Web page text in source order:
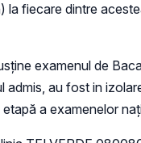
la fiecare dintre
examenul de
au fost in
a examenelor